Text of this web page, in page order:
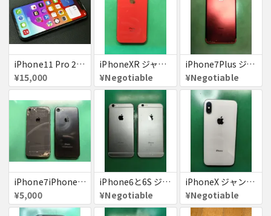
iPhone11 Pro 256GB ジャンク品
¥15,000
iPhoneXR ジャンク品
¥Negotiable
iPhone7Plus ジャンク品
¥Negotiable
iPhone7iPhone8ジャンク
¥5,000
iPhone6と6S ジャンク品
¥Negotiable
iPhoneX ジャンク品
¥Negotiable